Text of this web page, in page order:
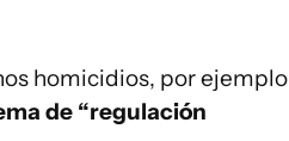
homicidios, por ejemplo
de “regulación